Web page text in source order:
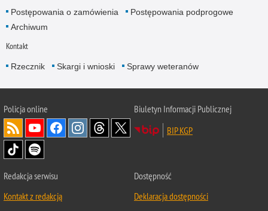
Postępowania o zamówienia
Postępowania podprogowe
Archiwum
Kontakt
Rzecznik Skargi i wnioski Sprawy weteranów
Policjaonline
Biuletyn Informacji Publicznej
BIP KGP
Redakcja serwisu
Kontakt z redakcją
Dostępność
Deklaracja dostępności